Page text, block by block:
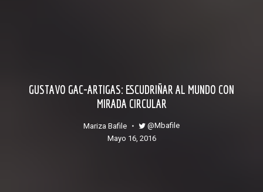
GUSTAVO GAC-ARTIGAS: ESCUDRIÑAR AL MUNDO CON
MIRADA CIRCULAR
Mariza Bafile
@mbafile
mayo 16, 2016